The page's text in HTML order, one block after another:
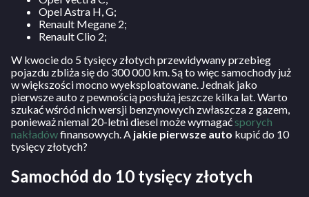
Opel Astra H, G;
Renault Megane 2;
Renault Clio 2;
W kwocie do 5 tysięcy złotych przewidywany przebieg
pojazdu zbliża się do 300 000 km. Są to więc samochody już
w większości mocno wyeksploatowane. Jednak jako
pierwsze auto z pewnością posłużą jeszcze kilka lat. Warto
szukać wśród nich wersji benzynowych zwłaszcza z gazem,
ponieważ niemal 20-letni diesel może wymagaćsporych
nakładówfinansowych. A jakie pierwsze auto kupić do 10
tysięcy złotych?
Samochód do 10 tysięcy złotych